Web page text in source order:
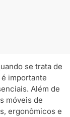
se trata de
importante
Além de
móveis de
ergonômicos e